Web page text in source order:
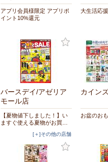
アプリ会員様限定 アプリポ
イント10%還元
大生活応
バースデイ/アゼリア
モール店
【夏物値下しました！】い
ますぐ使える夏物がお買…
[＋]その他の店舗
カイン
お盆のお